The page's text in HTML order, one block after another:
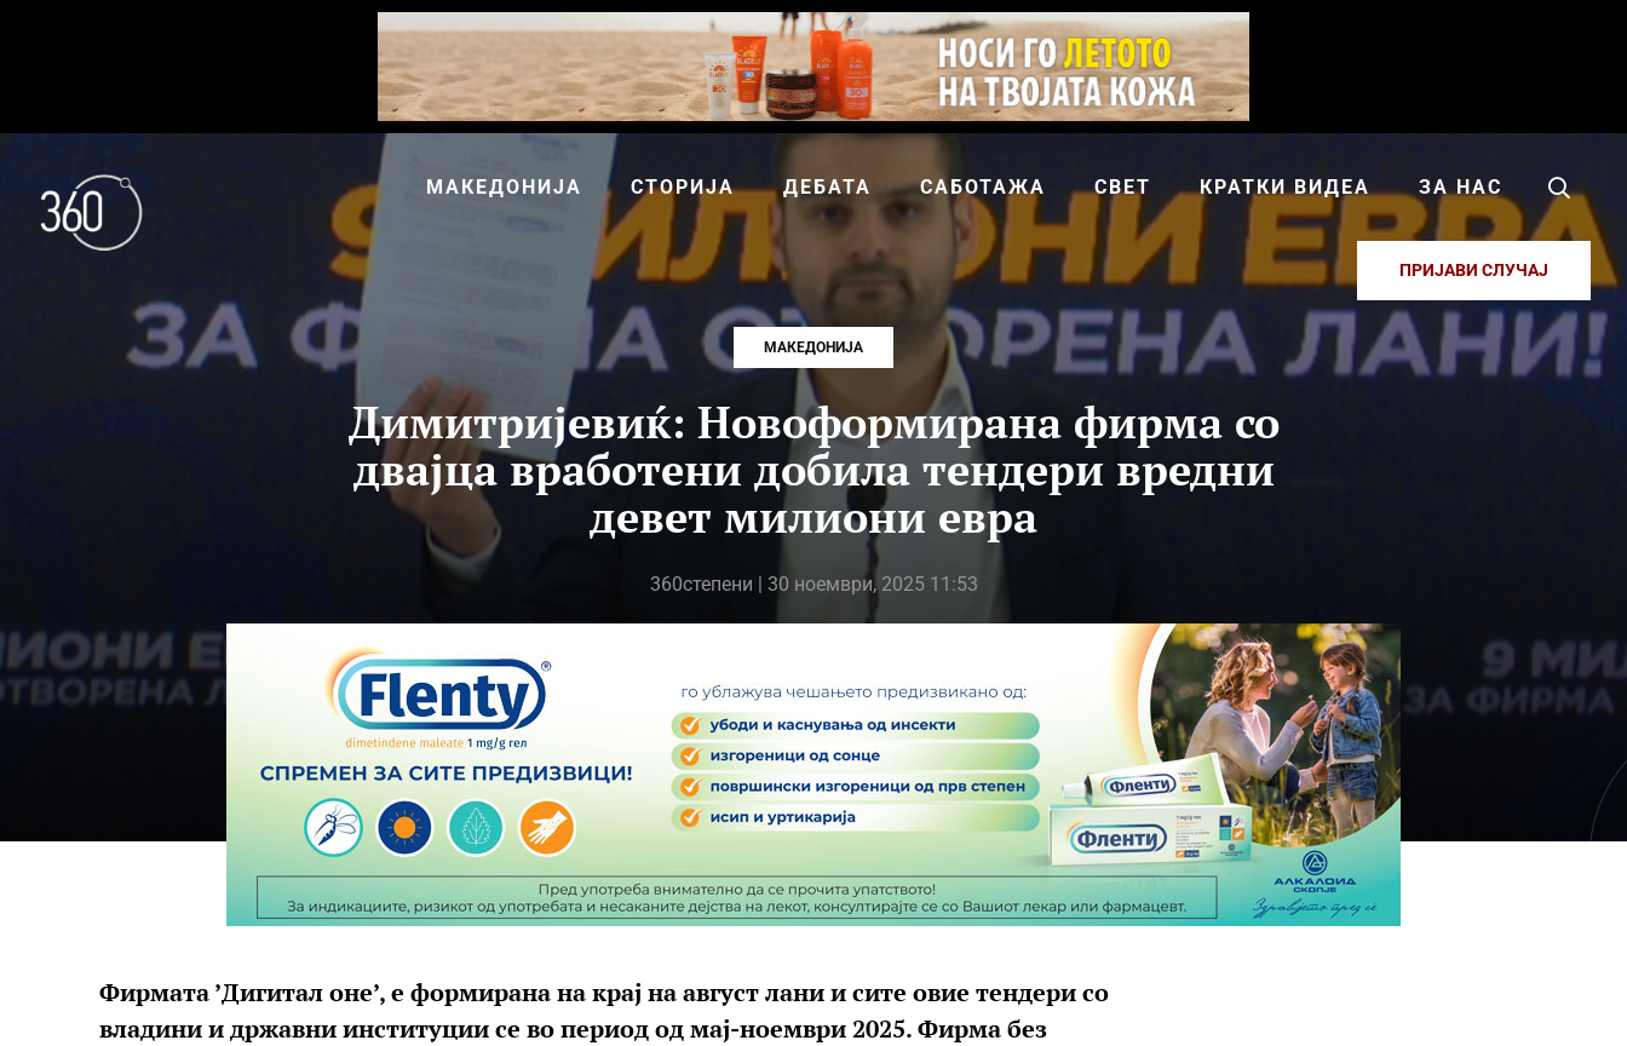
МАКЕДОНИЈА СТОРИЈА ДЕБАТА САБОТАЖА СВЕТ КРАТКИ ВИДЕА ЗА НАС
ПРИЈАВИ СЛУЧАЈ
МАКЕДОНИЈА
Димитријевиќ: Новоформирана фирма со
двајца вработени добила тендери вредни
девет милиони евра
360степени | 30 ноември, 2025 11:53
Фирмата ’Дигитал оне’, е формирана на крај на август лани и сите овие тендери со
владини и државни институции се во период од мај-ноември 2025. Фирма без